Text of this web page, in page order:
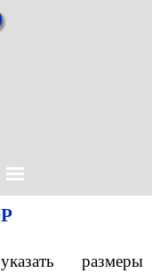
размеры